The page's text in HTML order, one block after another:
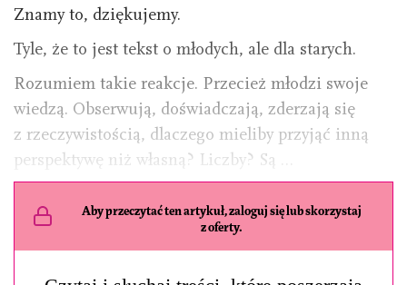
Znamy to, dziękujemy.
Tyle, że to jest tekst o młodych, ale dla starych.
Rozumiem takie reakcje. Przecież młodzi swoje
wiedzą. Obserwują, doświadczają, zderzają się
z rzeczywistością, dlaczego mieliby przyjąć inną
perspektywę niż własną? Liczby? Są …
Aby przeczytać ten artykuł, zaloguj się lub skorzystaj
z oferty.